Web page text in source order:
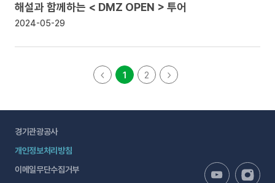
해설과 함께하는 < DMZ OPEN > 투어
2024-05-29
1 2
경기관광공사
개인정보처리방침
이메일무단수집거부